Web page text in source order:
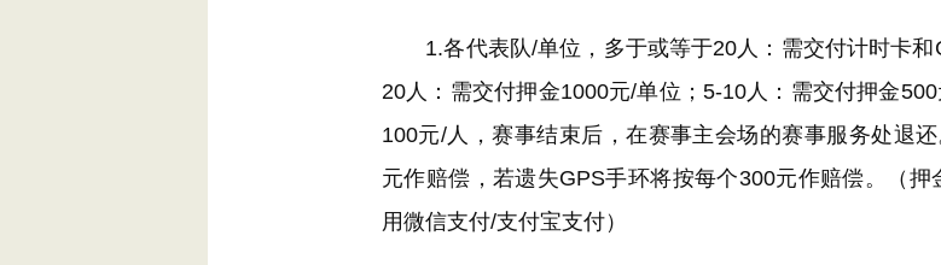
1.各代表队/单位，多于或等于20人：需交付计时卡和
20人：需交付押金1000元/单位；5-10人：需交付押金
100元/人，赛事结束后，在赛事主会场的赛事服务处退
元作赔偿，若遗失GPS手环将按每个300元作赔偿。（
用微信支付/支付宝支付）